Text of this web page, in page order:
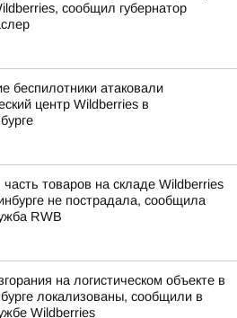
сообщил губернатор
беспилотники атаковали
центр Wildberries в
товаров на складе Wildberries
не пострадала, сообщила
RWB
на логистическом объекте в
локализованы, сообщили в
Wildberries